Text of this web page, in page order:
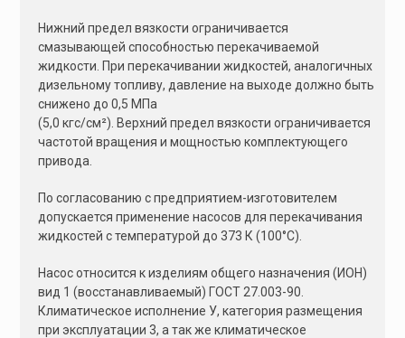
Нижний предел вязкости ограничивается
смазывающей способностью перекачиваемой
жидкости. При перекачивании жидкостей, аналогичных
дизельному топливу, давление на выходе должно быть
снижено до 0,5 МПа
(5,0 кгс/см²). Верхний предел вязкости ограничивается
частотой вращения и мощностью комплектующего
привода.
По согласованию с предприятием-изготовителем
допускается применение насосов для перекачивания
жидкостей с температурой до 373 К (100°С).
Насос относится к изделиям общего назначения (ИОН)
вид 1 (восстанавливаемый) ГОСТ 27.003-90.
Климатическое исполнение У, категория размещения
при эксплуатации 3, а так же климатическое